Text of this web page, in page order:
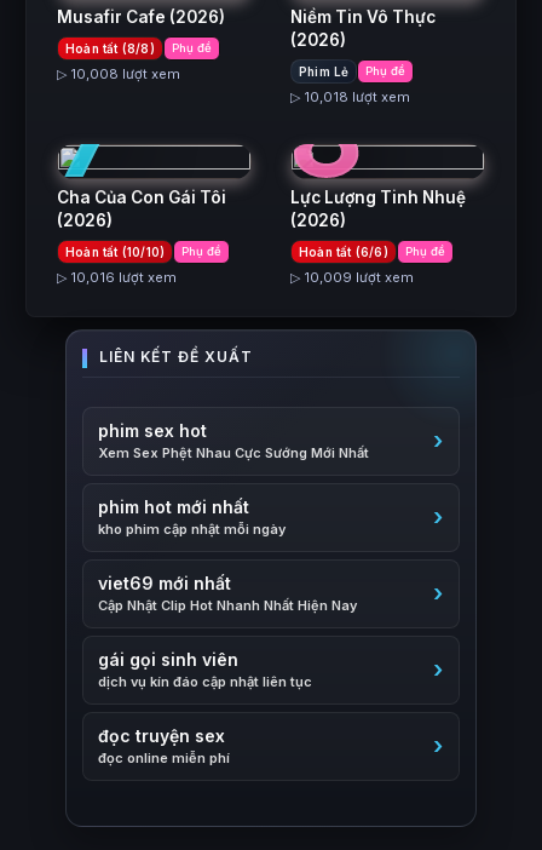
Musafir Cafe (2026)
Hoàn tất (8/8) Phụ đề
▷ 10,008 lượt xem
Niềm Tin Vô Thực
(2026)
Phim Lẻ Phụ đề
▷ 10,018 lượt xem
7
Cha Của Con Gái Tôi
(2026)
Hoàn tất (10/10) Phụ đề
▷ 10,016 lượt xem
8
Lực Lượng Tinh Nhuệ
(2026)
Hoàn tất (6/6) Phụ đề
▷ 10,009 lượt xem
phim sex hot
Xem Sex Phệt Nhau Cực Sướng Mới Nhất
phim hot mới nhất
kho phim cập nhật mỗi ngày
viet69 mới nhất
Cập Nhật Clip Hot Nhanh Nhất Hiện Nay
gái gọi sinh viên
dịch vụ kín đáo cập nhật liên tục
đọc truyện sex
đọc online miễn phí